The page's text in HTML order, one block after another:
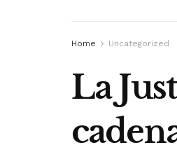
Home Uncategorized
La